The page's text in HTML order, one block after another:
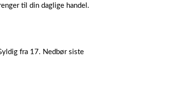
til din daglige handel.
fra 17. Nedbør siste